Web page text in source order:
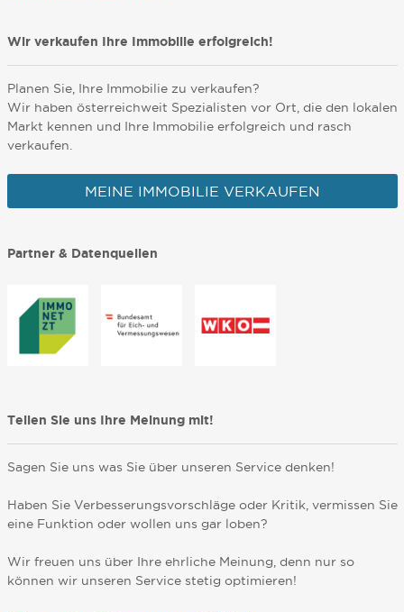
Wir verkaufen Ihre Immobilie erfolgreich!
Planen Sie, Ihre Immobilie zu verkaufen?
Wir haben österreichweit Spezialisten vor Ort, die den lokalen
Markt kennen und Ihre Immobilie erfolgreich und rasch
verkaufen.
MEINE IMMOBILIE VERKAUFEN
Partner & Datenquellen
Teilen Sie uns Ihre Meinung mit!
Sagen Sie uns was Sie über unseren Service denken!
Haben Sie Verbesserungsvorschläge oder Kritik, vermissen Sie
eine Funktion oder wollen uns gar loben?
Wir freuen uns über Ihre ehrliche Meinung, denn nur so
können wir unseren Service stetig optimieren!